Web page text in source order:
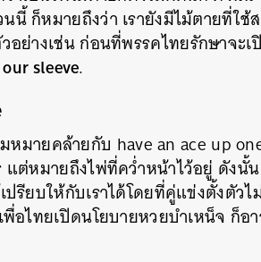
นี้ ก็หมายถึงว่า เรายังมีไม้ตายที่ใ
อย่างเช่นก่อนที่พรรคไทยรักษาจะ
sleeve.
หมายคล้ายกับ have an ace up
แต่หมายถึงไพ่ที่คว่ำหน้าไว้อยู่ ดังนั้
ปรียบให้กับเราได้โดยที่คู่แข่งตั้งตั
อไทยเปิดนโยบายหวยบำเหน็จ ก็อ